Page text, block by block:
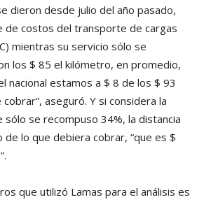
dieron desde julio del año pasado,
de costos del transporte de cargas
mientras su servicio sólo se
los $ 85 el kilómetro, en promedio,
nacional estamos a $ 8 de los $ 93
aseguró. Y si considera la
sólo se recompuso 34%, la distancia
lo que debiera cobrar, “que es $
que utilizó Lamas para el análisis es